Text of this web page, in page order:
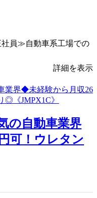
員≫自動車系工場での
詳細を表示
の自動車業界
可！ウレタン